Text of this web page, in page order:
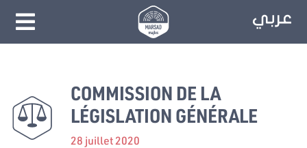
COMMISSION DE LA
LÉGISLATION GÉNÉRALE
28 juillet 2020